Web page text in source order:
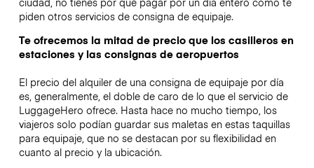
piden otros servicios de consigna de equipaje.
Te ofrecemos la mitad de precio que los casilleros en
estaciones y las consignas de aeropuertos
El precio del alquiler de una consigna de equipaje por día
es, generalmente, el doble de caro de lo que el servicio de
LuggageHero ofrece. Hasta hace no mucho tiempo, los
viajeros solo podían guardar sus maletas en estas taquillas
para equipaje, que no se destacan por su flexibilidad en
cuanto al precio y la ubicación.